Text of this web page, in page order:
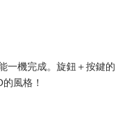
一機完成。旋鈕＋按鍵的
風格！